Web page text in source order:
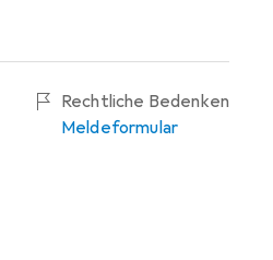
Rechtliche Bedenken
Meldeformular